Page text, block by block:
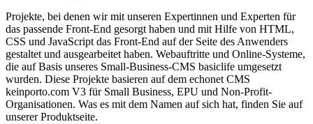
Projekte, bei denen wir mit unseren Expertinnen und Experten für
das passende Front-End gesorgt haben und mit Hilfe von HTML,
CSS und JavaScript das Front-End auf der Seite des Anwenders
gestaltet und ausgearbeitet haben. Webauftritte und Online-Systeme,
die auf Basis unseres Small-Business-CMS basiclife umgesetzt
wurden. Diese Projekte basieren auf dem echonet CMS
keinporto.com V3 für Small Business, EPU und Non-Profit-
Organisationen. Was es mit dem Namen auf sich hat, finden Sie auf
unserer Produktseite.